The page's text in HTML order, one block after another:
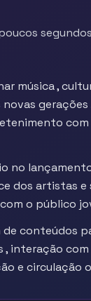
música ,
com
no
dos artistas e
o público
conteúdos
interação
e circulação